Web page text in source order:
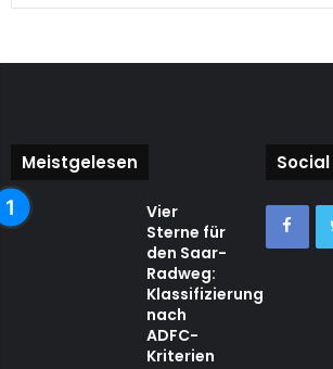
Meistgelesen
Vier
Sterne für
den Saar-
Radweg:
Klassifizierung
nach
ADFC-
Kriterien